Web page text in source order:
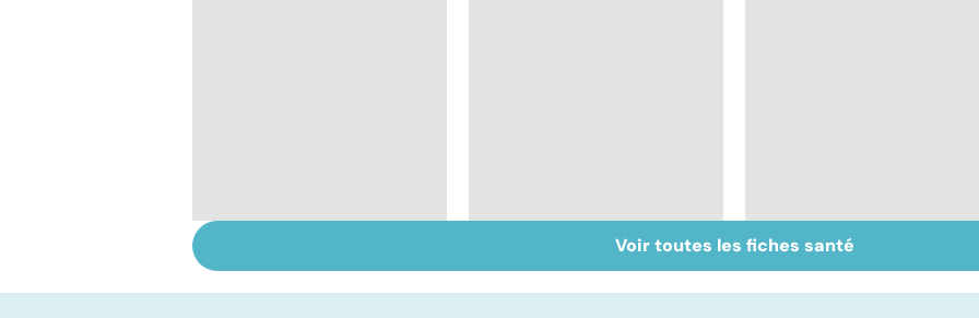
attention, grossesse
De bonnes raisons
pour ne pas ajouter
Les MICI :
l'inflammation
Voir toutes les fiches santé